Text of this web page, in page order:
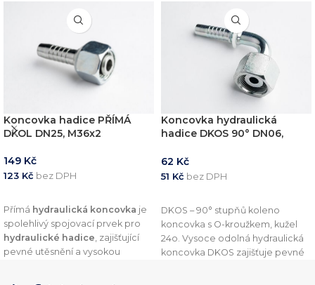
Koncovka hadice PŘÍMÁ
DKOL DN25, M36x2
149 Kč
123 Kč bez DPH
Přímá hydraulická koncovka je
spolehlivý spojovací prvek pro
hydraulické hadice , zajišťující
pevné utěsnění a vysokou
Koncovka hydraulická
hadice DKOS 90° DN06,
62 Kč
51 Kč bez DPH
DKOS – 90° stupňů koleno
koncovka s O-kroužkem, kužel
24o. Vysoce odolná hydraulická
koncovka DKOS zajišťuje pevné